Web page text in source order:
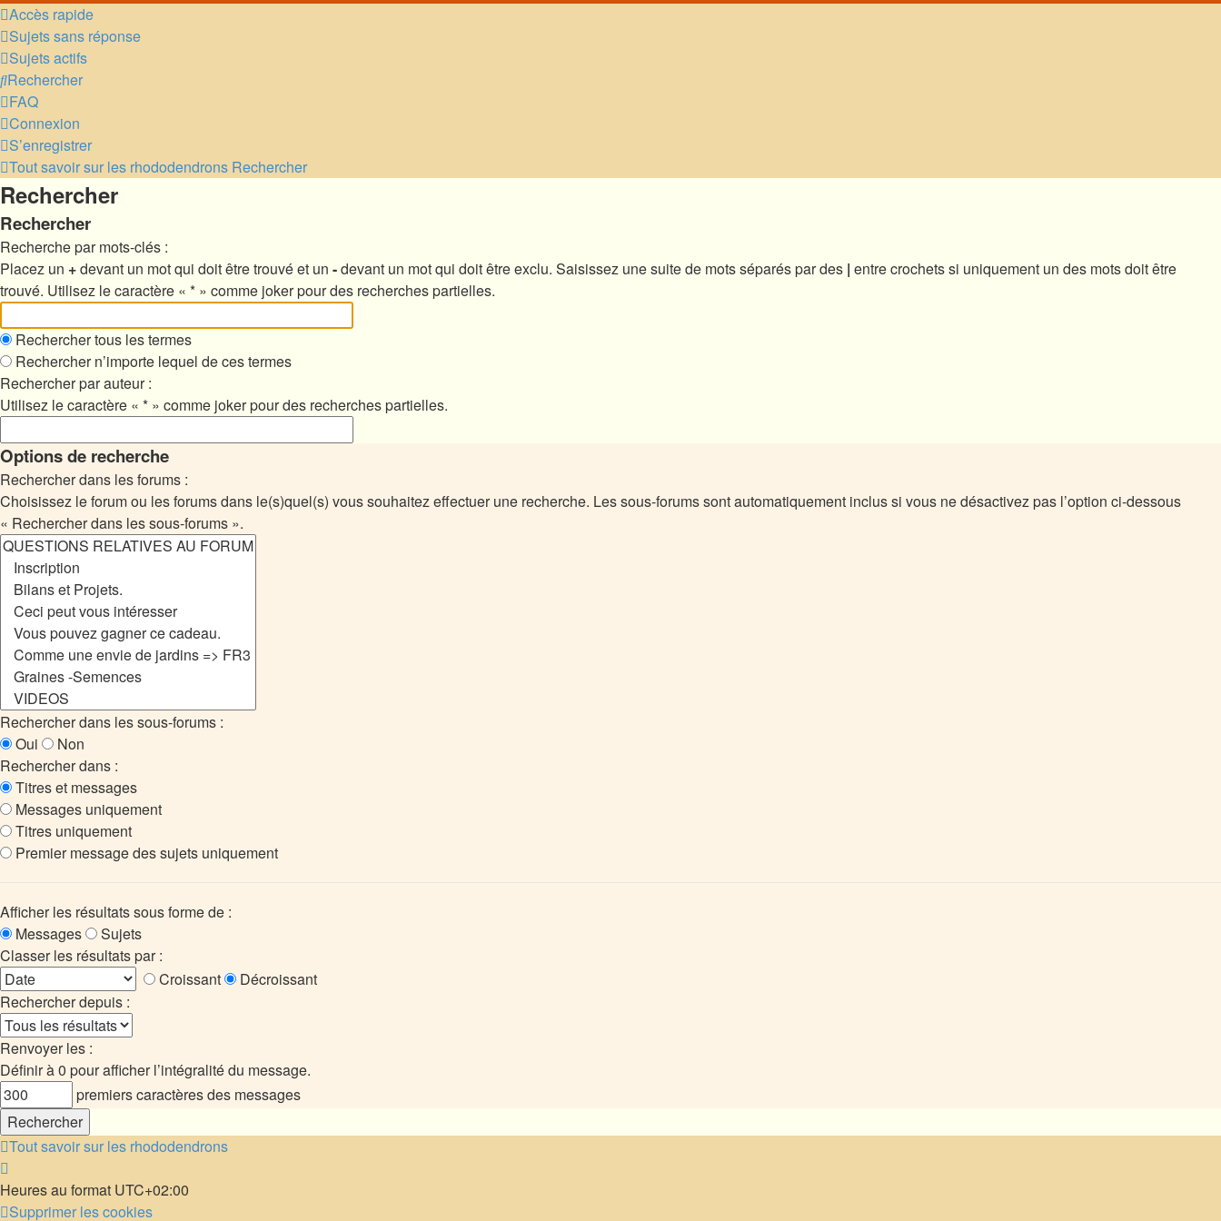
Accès rapide
Sujets sans réponse
Sujets actifs
Rechercher
FAQ
Connexion
S’enregistrer
Tout savoir sur les rhododendrons Rechercher
Rechercher
Rechercher
Recherche par mots-clés :
Placez un +devant un mot qui doit être trouvé et un -devant un mot qui doit être exclu. Saisissez une suite de mots séparés par des | entre crochets si uniquement un des mots doit être
trouvé. Utilisez le caractère « * » comme joker pour des recherches partielles.
Rechercher tous les termes
Rechercher n’importe lequel de ces termes
Rechercher par auteur :
Utilisez le caractère « * » comme joker pour des recherches partielles.
Options de recherche
Rechercher dans les forums :
Choisissez le forum ou les forums dans le(s)quel(s) vous souhaitez effectuer une recherche. Les sous-forums sont automatiquement inclus si vous ne désactivez pas l’option ci-dessous
« Rechercher dans les sous-forums ».
Rechercher dans les sous-forums :
Oui
Non
Rechercher dans :
Titres et messages
Messages uniquement
Titres uniquement
Premier message des sujets uniquement
Afficher les résultats sous forme de :
Messages
Sujets
Classer les résultats par :
Croissant
Décroissant
Rechercher depuis :
Renvoyer les :
Définir à 0 pour afficher l’intégralité du message.
premiers caractères des messages
Tout savoir sur les rhododendrons
Heures au format UTC+02:00
Supprimer les cookies